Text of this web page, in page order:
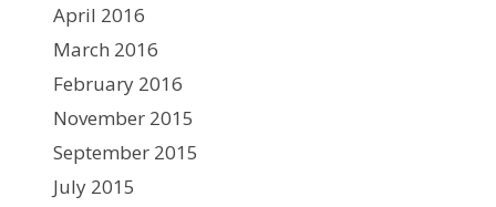
April 2016
March 2016
February 2016
November 2015
September 2015
July 2015